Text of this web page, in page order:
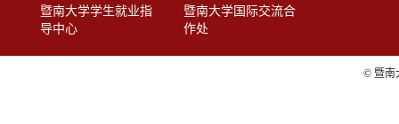
暨南大学学生就业指
导中心
暨南大学国际交流合
作处
© 暨南